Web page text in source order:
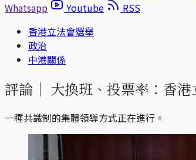
Whatsapp
Youtube
RSS
香港立法會選舉
政治
中港關係
評論｜ 大換班、投票率：香
一種共識制的集體領導方式正在進行。